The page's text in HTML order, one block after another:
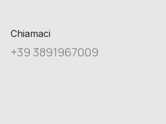
Chiamaci
+39 3891967009